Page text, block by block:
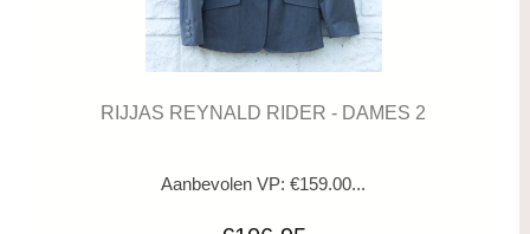
RIJJAS REYNALD RIDER - DAMES 2
Aanbevolen VP: €159.00...